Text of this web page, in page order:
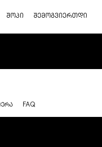
ᲨᲝᲞᲘ ᲨᲔᲛᲝᲒᲕᲘᲔᲠᲗᲓᲘ
FAQ